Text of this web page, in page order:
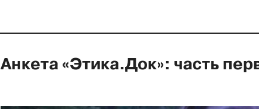
Анкета «Этика.Док»: часть